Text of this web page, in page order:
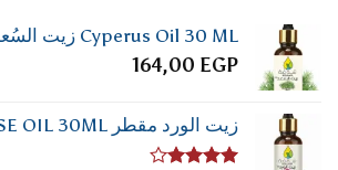
Cyperus Oil 30 ML زيت السُعد
164,00 EGP
زيت الورد مقطر Distilled ROSE OIL 30ML